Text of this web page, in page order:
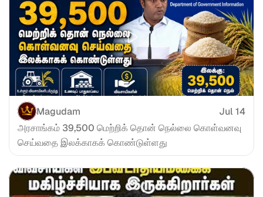
Magudam
Jul 14
அரசாங்கம் 39,500 மெற்றிக் தொன் நெல்லை கொள்வனவு
செய்வதை இலக்காகக் கொண்டுள்ளது